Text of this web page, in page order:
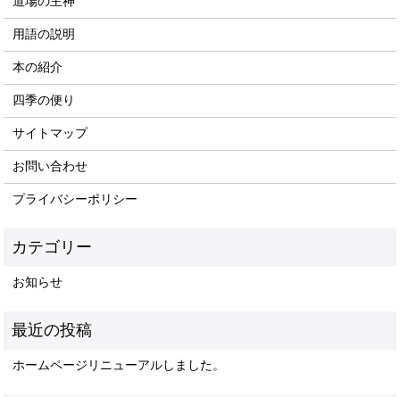
用語の説明
本の紹介
四季の便り
サイトマップ
お問い合わせ
プライバシーポリシー
お知らせ
ホームページリニューアルしました。